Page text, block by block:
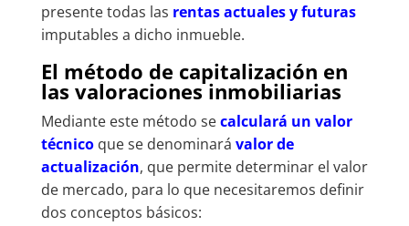
presente todas las rentas actuales y futuras
imputables a dicho inmueble.
El método de capitalización en
las valoraciones inmobiliarias
Mediante este método secalculará un valor
técnicoque se denominará valor de
actualización, que permite determinar el valor
de mercado, para lo que necesitaremos definir
dos conceptos básicos: